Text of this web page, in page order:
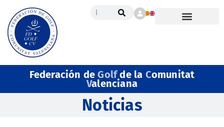
Federación deGolfde la Comunitat
Valenciana
Noticias